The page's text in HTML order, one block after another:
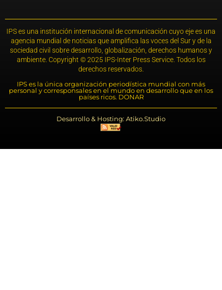
IPS es una institución internacional de comunicación cuyo eje es una
agencia mundial de noticias que amplifica las voces del Sur y de la
sociedad civil sobre desarrollo, globalización, derechos humanos y
ambiente. Copyright © 2025 IPS-Inter Press Service. Todos los
derechos reservados.
IPS es la única organización periodística mundial con más
personal y corresponsales en el mundo en desarrollo que en los
países ricos. DONAR
Desarrollo & Hosting: Atiko.Studio